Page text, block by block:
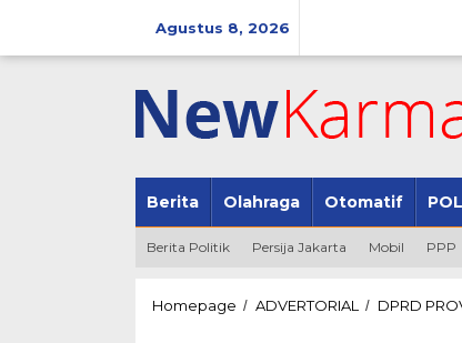
Agustus 8, 2026
Berita Olahraga Otomatif
Berita Politik Persija Jakarta Mobil PPP
Homepage / ADVERTORIAL / DPRD